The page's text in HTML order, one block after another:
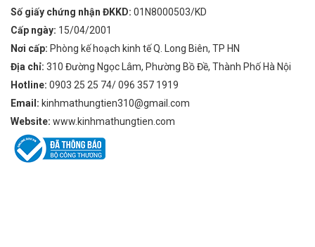
Số giấy chứng nhận ĐKKD: 01N8000503/KD
Cấp ngày: 15/04/2001
Nơi cấp: Phòng kế hoạch kinh tế Q. Long Biên, TP HN
Địa chỉ: 310 Đường Ngọc Lâm, Phường Bồ Đề, Thành Phố Hà Nội
Hotline: 0903 25 25 74/ 096 357 1919
Email: kinhmathungtien310@gmail.com
Website: www.kinhmathungtien.com